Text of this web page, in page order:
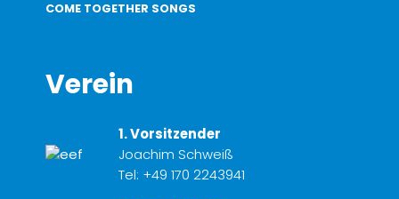
COME TOGETHER SONGS
Verein
1. Vorsitzender
Joachim Schweiß
Tel: +49 170 2243941